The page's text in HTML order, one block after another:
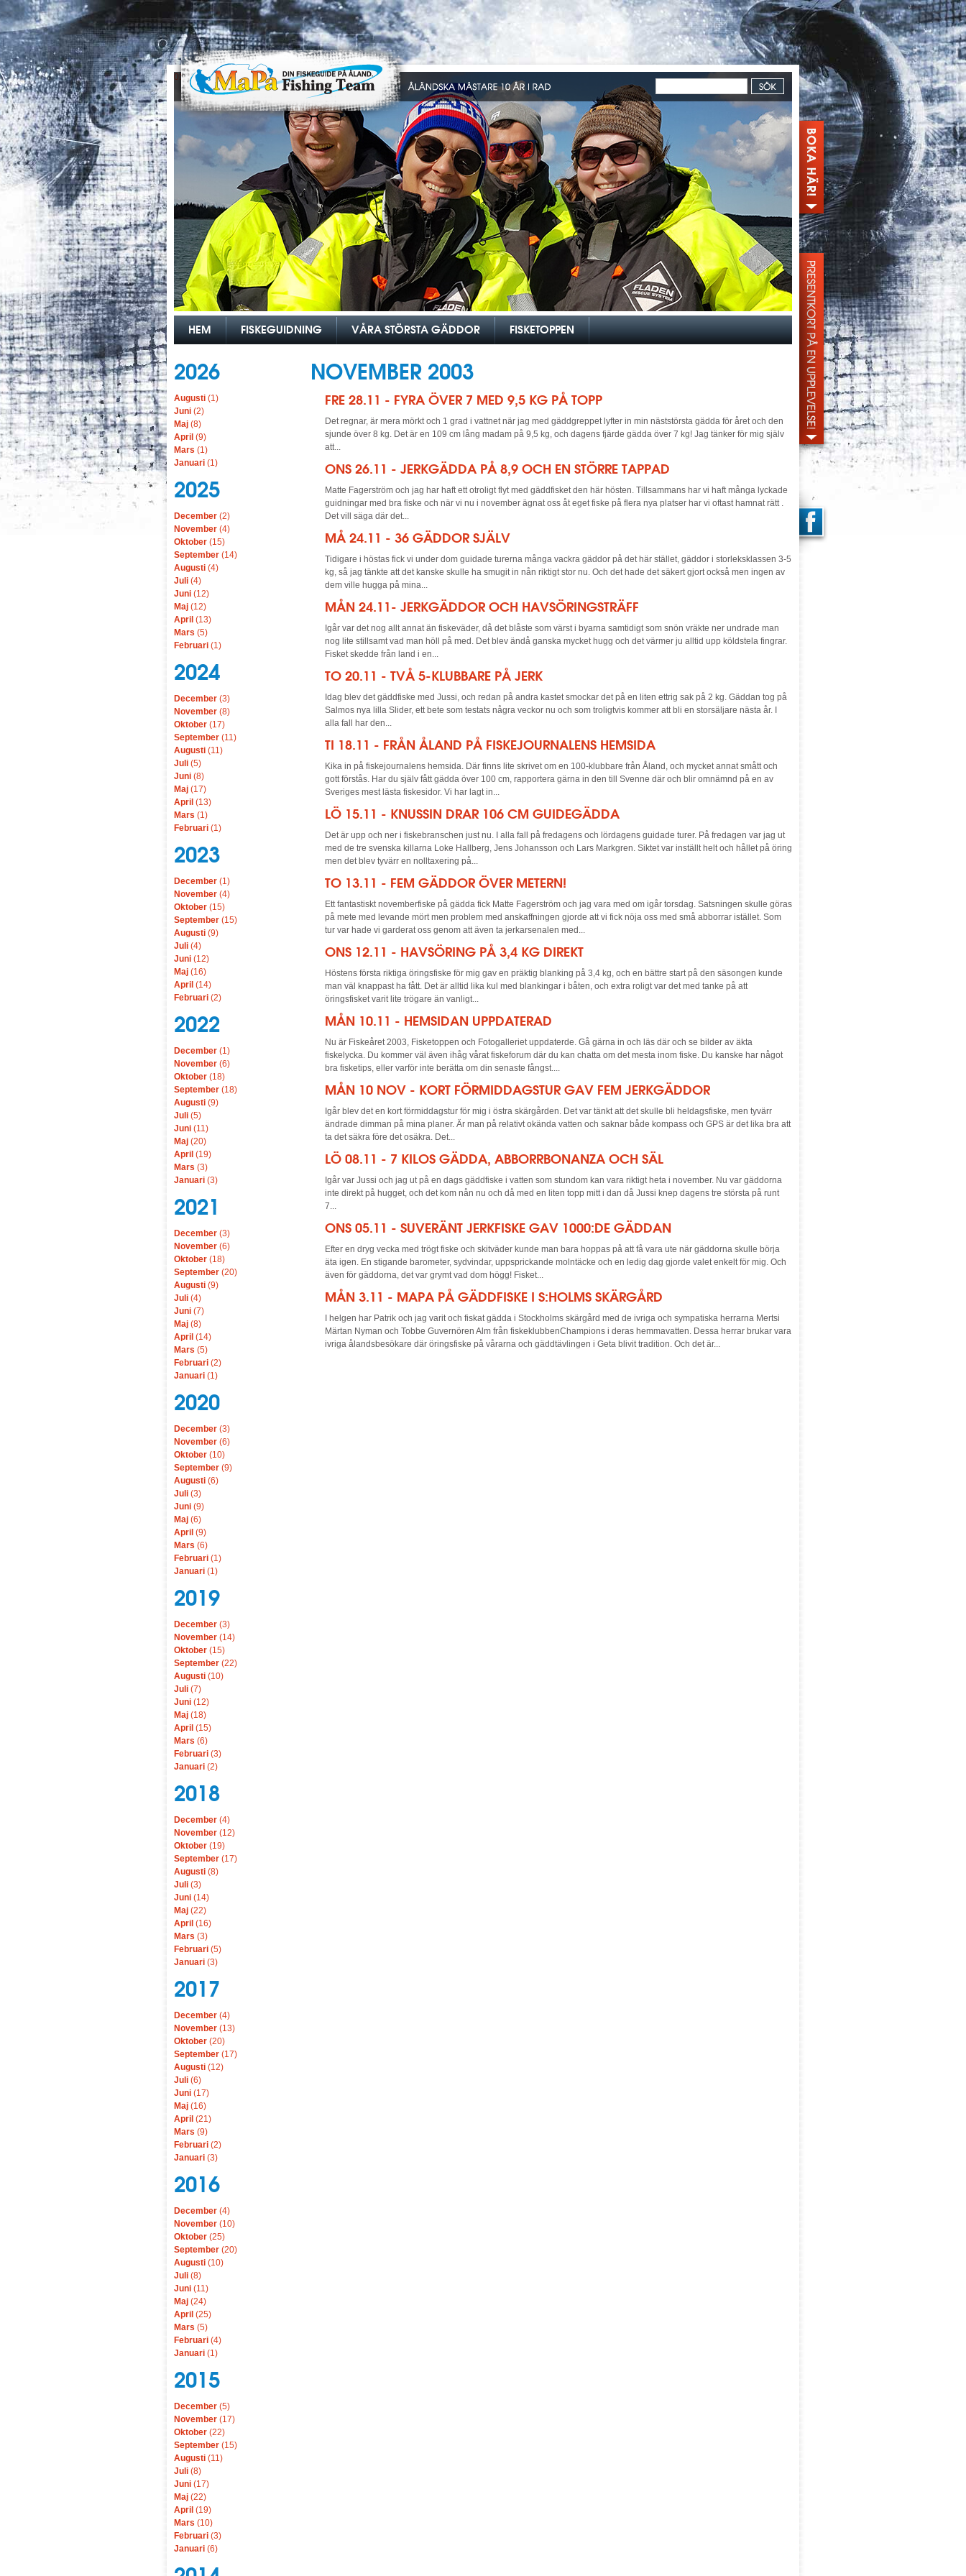
01234
HEM FISKEGUIDNING VÅRA STÖRSTA GÄDDOR FISKETOPPEN
2026
Augusti (1)
Juni (2)
Maj (8)
April (9)
Mars (1)
Januari (1)
2025
December (2)
November (4)
Oktober (15)
September (14)
Augusti (4)
Juli (4)
Juni (12)
Maj (12)
April (13)
Mars (5)
Februari (1)
2024
December (3)
November (8)
Oktober (17)
September (11)
Augusti (11)
Juli (5)
Juni (8)
Maj (17)
April (13)
Mars (1)
Februari (1)
2023
December (1)
November (4)
Oktober (15)
September (15)
Augusti (9)
Juli (4)
Juni (12)
Maj (16)
April (14)
Februari (2)
2022
December (1)
November (6)
Oktober (18)
September (18)
Augusti (9)
Juli (5)
Juni (11)
Maj (20)
April (19)
Mars (3)
Januari (3)
2021
December (3)
November (6)
Oktober (18)
September (20)
Augusti (9)
Juli (4)
Juni (7)
Maj (8)
April (14)
Mars (5)
Februari (2)
Januari (1)
2020
December (3)
November (6)
Oktober (10)
September (9)
Augusti (6)
Juli (3)
Juni (9)
Maj (6)
April (9)
Mars (6)
Februari (1)
Januari (1)
2019
December (3)
November (14)
Oktober (15)
September (22)
Augusti (10)
Juli (7)
Juni (12)
Maj (18)
April (15)
Mars (6)
Februari (3)
Januari (2)
2018
December (4)
November (12)
Oktober (19)
September (17)
Augusti (8)
Juli (3)
Juni (14)
Maj (22)
April (16)
Mars (3)
Februari (5)
Januari (3)
2017
December (4)
November (13)
Oktober (20)
September (17)
Augusti (12)
Juli (6)
Juni (17)
Maj (16)
April (21)
Mars (9)
Februari (2)
Januari (3)
2016
December (4)
November (10)
Oktober (25)
September (20)
Augusti (10)
Juli (8)
Juni (11)
Maj (24)
April (25)
Mars (5)
Februari (4)
Januari (1)
2015
December (5)
November (17)
Oktober (22)
September (15)
Augusti (11)
Juli (8)
Juni (17)
Maj (22)
April (19)
Mars (10)
Februari (3)
Januari (6)
NOVEMBER 2003
FRE 28.11 - FYRA ÖVER 7 MED 9,5 KG PÅ TOPP
Det regnar, är mera mörkt och 1 grad i vattnet när jag med gäddgreppet lyfter in min näststörsta gädda för året och den
sjunde över 8 kg. Det är en 109 cm lång madam på 9,5 kg, och dagens fjärde gädda över 7 kg! Jag tänker för mig själv
att...
ONS 26.11 - JERKGÄDDA PÅ 8,9 OCH EN STÖRRE TAPPAD
Matte Fagerström och jag har haft ett otroligt flyt med gäddfisket den här hösten. Tillsammans har vi haft många lyckade
guidningar med bra fiske och när vi nu i november ägnat oss åt eget fiske på flera nya platser har vi oftast hamnat rätt .
Det vill säga där det...
MÅ 24.11 - 36 GÄDDOR SJÄLV
Tidigare i höstas fick vi under dom guidade turerna många vackra gäddor på det här stället, gäddor i storleksklassen 3-5
kg, så jag tänkte att det kanske skulle ha smugit in nån riktigt stor nu. Och det hade det säkert gjort också men ingen av
dem ville hugga på mina...
MÅN 24.11- JERKGÄDDOR OCH HAVSÖRINGSTRÄFF
Igår var det nog allt annat än fiskeväder, då det blåste som värst i byarna samtidigt som snön vräkte ner undrade man
nog lite stillsamt vad man höll på med. Det blev ändå ganska mycket hugg och det värmer ju alltid upp köldstela fingrar.
Fisket skedde från land i en...
TO 20.11 - TVÅ 5-KLUBBARE PÅ JERK
Idag blev det gäddfiske med Jussi, och redan på andra kastet smockar det på en liten ettrig sak på 2 kg. Gäddan tog på
Salmos nya lilla Slider, ett bete som testats några veckor nu och som troligtvis kommer att bli en storsäljare nästa år. I
alla fall har den...
TI 18.11 - FRÅN ÅLAND PÅ FISKEJOURNALENS HEMSIDA
Kika in på fiskejournalens hemsida. Där finns lite skrivet om en 100-klubbare från Åland, och mycket annat smått och
gott förstås. Har du själv fått gädda över 100 cm, rapportera gärna in den till Svenne där och blir omnämnd på en av
Sveriges mest lästa fiskesidor. Vi har lagt in...
LÖ 15.11 - KNUSSIN DRAR 106 CM GUIDEGÄDDA
Det är upp och ner i fiskebranschen just nu. I alla fall på fredagens och lördagens guidade turer. På fredagen var jag ut
med de tre svenska killarna Loke Hallberg, Jens Johansson och Lars Markgren. Siktet var inställt helt och hållet på öring
men det blev tyvärr en nolltaxering på...
TO 13.11 - FEM GÄDDOR ÖVER METERN!
Ett fantastiskt novemberfiske på gädda fick Matte Fagerström och jag vara med om igår torsdag. Satsningen skulle göras
på mete med levande mört men problem med anskaffningen gjorde att vi fick nöja oss med små abborrar istället. Som
tur var hade vi garderat oss genom att även ta jerkarsenalen med...
ONS 12.11 - HAVSÖRING PÅ 3,4 KG DIREKT
Höstens första riktiga öringsfiske för mig gav en präktig blanking på 3,4 kg, och en bättre start på den säsongen kunde
man väl knappast ha fått. Det är alltid lika kul med blankingar i båten, och extra roligt var det med tanke på att
öringsfisket varit lite trögare än vanligt...
MÅN 10.11 - HEMSIDAN UPPDATERAD
Nu är Fiskeåret 2003, Fisketoppen och Fotogalleriet uppdaterde. Gå gärna in och läs där och se bilder av äkta
fiskelycka. Du kommer väl även ihåg vårat fiskeforum där du kan chatta om det mesta inom fiske. Du kanske har något
bra fisketips, eller varför inte berätta om din senaste fångst....
MÅN 10 NOV - KORT FÖRMIDDAGSTUR GAV FEM JERKGÄDDOR
Igår blev det en kort förmiddagstur för mig i östra skärgården. Det var tänkt att det skulle bli heldagsfiske, men tyvärr
ändrade dimman på mina planer. Är man på relativt okända vatten och saknar både kompass och GPS är det lika bra att
ta det säkra före det osäkra. Det...
LÖ 08.11 - 7 KILOS GÄDDA, ABBORRBONANZA OCH SÄL
Igår var Jussi och jag ut på en dags gäddfiske i vatten som stundom kan vara riktigt heta i november. Nu var gäddorna
inte direkt på hugget, och det kom nån nu och då med en liten topp mitt i dan då Jussi knep dagens tre största på runt
7...
ONS 05.11 - SUVERÄNT JERKFISKE GAV 1000:DE GÄDDAN
Efter en dryg vecka med trögt fiske och skitväder kunde man bara hoppas på att få vara ute när gäddorna skulle börja
äta igen. En stigande barometer, sydvindar, uppsprickande molntäcke och en ledig dag gjorde valet enkelt för mig. Och
även för gäddorna, det var grymt vad dom högg! Fisket...
MÅN 3.11 - MAPA PÅ GÄDDFISKE I S:HOLMS SKÄRGÅRD
I helgen har Patrik och jag varit och fiskat gädda i Stockholms skärgård med de ivriga och sympatiska herrarna Mertsi
Märtan Nyman och Tobbe Guvernören Alm från fiskeklubbenChampions i deras hemmavatten. Dessa herrar brukar vara
ivriga ålandsbesökare där öringsfiske på vårarna och gäddtävlingen i Geta blivit tradition. Och det är...